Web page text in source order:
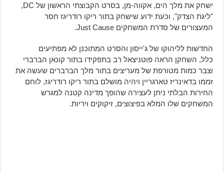
ישחק את מלך הים, אקווה-מן, בסרט הקבוצתי הראשון של DC,
"ליגת הצדק", וכעת ידוע שישחק בתור ריקו רודריגז חסר
המעצורים של סדרת המשחקים Just Cause.
החדשות לליהוקו של ג'ייסון והסרט המתוכנן לא מפתיעים
כלל, השחקן הראה פוטניצאל רב בתפקידו בתור קונאן הברברי
וצבר כמות מטורפת של מעריצים בתור מלך הברברים שעשה את
זממו בדאינריז טארגריין ויהיה מושלם בתור ריקו רודריגז, לוחם
החירות הבלתי ניתן לעצירה שהופך מדינה קטנה למגרש
המשחקים שלו המלא בפיצוצים, זיקוקים ויריות.